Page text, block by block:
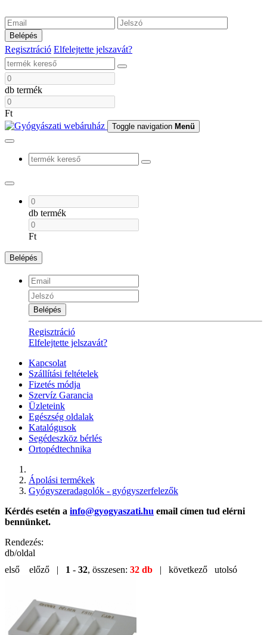
Belépés
Regisztráció Elfelejtette jelszavát?
db termék
Ft
Toggle navigation Menü
db termék
Ft
Belépés
Belépés
Regisztráció
Elfelejtette jelszavát?
Kapcsolat
Szállítási feltételek
Fizetés módja
Szervíz Garancia
Üzleteink
Egészség oldalak
Katalógusok
Segédeszköz bérlés
Ortopédtechnika
Ápolási termékek
Gyógyszeradagolók - gyógyszerfelezők
Kérdés esetén a info@gyogyaszati.hu email címen tud elérni
bennünket.
Rendezés:
db/oldal
első előző | 1 - 32, összesen: 32 db | következő utolsó